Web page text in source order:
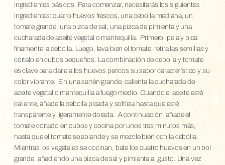
ingredientes básicos. Para comenzar, necesitarás los siguientes
ingredientes: cuatro huevos frescos, una cebolla mediana, un
tomate grande, una pizca de sal, una pizca de pimienta y una
cucharada de aceite vegetal o mantequilla.
Primero, pela y pica
finamente la cebolla. Luego, lava bien el tomate, retira las semillas y
córtalo en cubos pequeños. La combinación de cebolla y tomate
es clave para darle a los huevos pericos su sabor característico y su
color vibrante.
En una sartén grande, calienta la cucharada de
aceite vegetal o mantequilla a fuego medio. Cuando el aceite esté
caliente, añade la cebolla picada y sofríela hasta que esté
transparente y ligeramente dorada.
A continuación, añade el
tomate cortado en cubos y cocina por unos tres minutos más,
hasta que el tomate se ablande y se mezcle bien con la cebolla.
Mientras los vegetales se cocinan, bate los cuatro huevos en un bol
grande, añadiendo una pizca de sal y pimienta al gusto. Una vez